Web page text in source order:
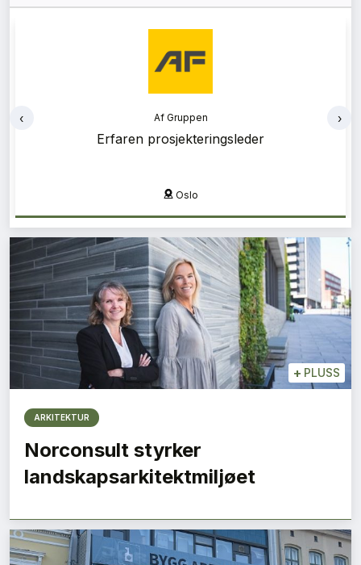
Af Gruppen
Bærekraftsrådgiver
Oslo
‹ ›
+ PLUSS
ARKITEKTUR
Norconsult styrker
landskapsarkitektmiljøet